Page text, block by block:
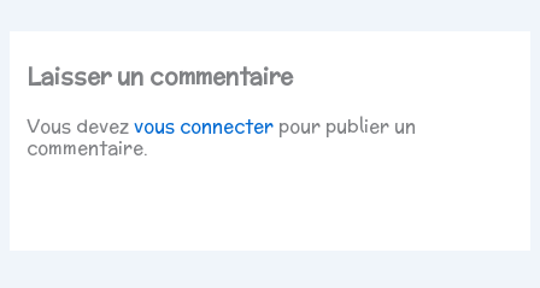
Laisser un commentaire
Vous devezvous connecter pour publier un
commentaire.